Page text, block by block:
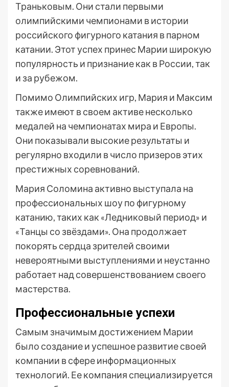
Траньковым. Они стали первыми
олимпийскими чемпионами в истории
российского фигурного катания в парном
катании. Этот успех принес Марии широкую
популярность и признание как в России, так
и за рубежом.
Помимо Олимпийских игр, Мария и Максим
также имеют в своем активе несколько
медалей на чемпионатах мира и Европы.
Они показывали высокие результаты и
регулярно входили в число призеров этих
престижных соревнований.
Мария Соломина активно выступала на
профессиональных шоу по фигурному
катанию, таких как «Ледниковый период» и
«Танцы со звёздами». Она продолжает
покорять сердца зрителей своими
невероятными выступлениями и неустанно
работает над совершенствованием своего
мастерства.
Профессиональные успехи
Самым значимым достижением Марии
было создание и успешное развитие своей
компании в сфере информационных
технологий. Ее компания специализируется